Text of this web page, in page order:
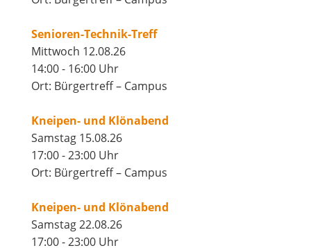
Senioren-Technik-Treff
Mittwoch 12.08.26
14:00 - 16:00 Uhr
Ort: Bürgertreff – Campus
Kneipen- und Klönabend
Samstag 15.08.26
17:00 - 23:00 Uhr
Ort: Bürgertreff – Campus
Kneipen- und Klönabend
Samstag 22.08.26
17:00 - 23:00 Uhr